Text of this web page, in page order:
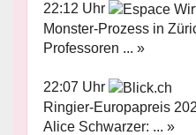
22:12 Uhr
Monster-Prozess in
Professoren ... »
22:07 Uhr
Ringier-Europapreis
Alice Schwarzer: ... »